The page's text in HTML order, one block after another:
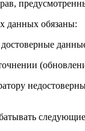
данных обязаны: